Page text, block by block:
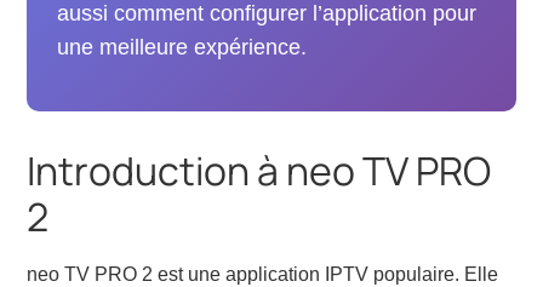
aussi comment configurer l’application pour
une meilleure expérience.
Introduction à neo TV PRO
2
neo TV PRO 2 est une application IPTV populaire. Elle